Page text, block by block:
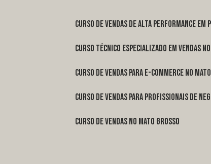
curso de vendas de alta performance em
curso técnico especializado em vendas
curso de vendas para e-commerce no
curso de vendas para profissionais de
curso de vendas no Mato Grosso